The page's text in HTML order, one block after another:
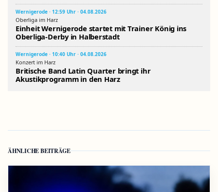
Wernigerode · 12:59 Uhr · 04.08.2026
Oberliga im Harz
Einheit Wernigerode startet mit Trainer König ins
Oberliga-Derby in Halberstadt
Wernigerode · 10:40 Uhr · 04.08.2026
Konzert im Harz
Britische Band Latin Quarter bringt ihr
Akustikprogramm in den Harz
ÄHNLICHE BEITRÄGE